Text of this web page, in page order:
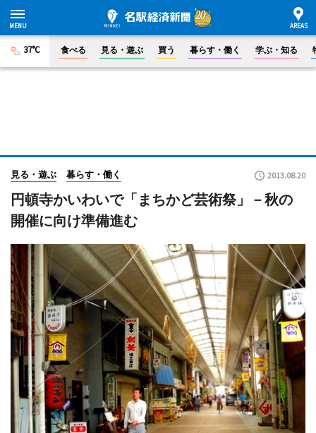
37°C 食べる 見る・遊ぶ 買う 暮らす・働く 学ぶ・知る
見る・遊ぶ 暮らす・働く 2013.08.20
円頓寺かいわいで「まちかど芸術祭」－秋の
開催に向け準備進む